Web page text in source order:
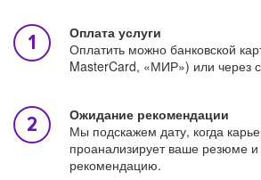
Оплата услуги
Оплатить можно банковской
MasterCard, «МИР») или через
Ожидание рекомендации
Мы подскажем дату, когда
проанализирует ваше резюме и
рекомендацию.